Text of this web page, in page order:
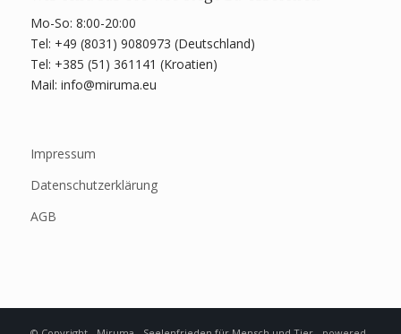
Mo-So: 8:00-20:00
Tel: +49 (8031) 9080973 (Deutschland)
Tel: +385 (51) 361141 (Kroatien)
Mail: info@miruma.eu
Impressum
Datenschutzerklärung
AGB